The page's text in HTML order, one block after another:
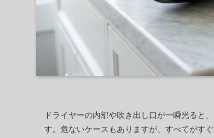
ドライヤーの内部や吹き出し口が一瞬光ると
す。危ないケースもありますが、すべてがす